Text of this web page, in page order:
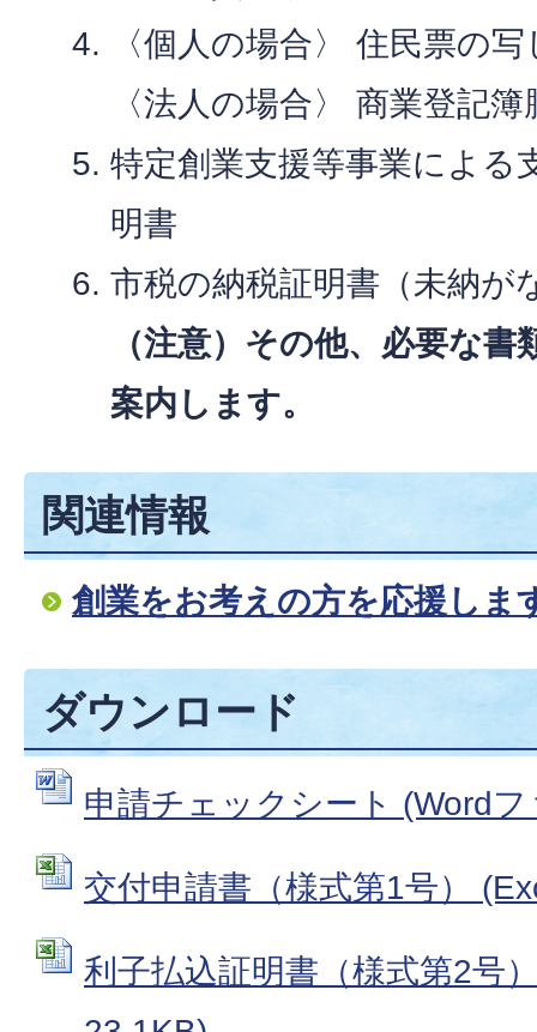
〈個人の場合〉 住民票の写
〈法人の場合〉 商業登記
特定創業支援等事業による
明書
市税の納税証明書（未納が
（注意）その他、必要な
案内します。
関連情報
創業をお考えの方を応援しま
ダウンロード
申請チェックシート (Word
交付申請書（様式第1号）
利子払込証明書（様式第2号